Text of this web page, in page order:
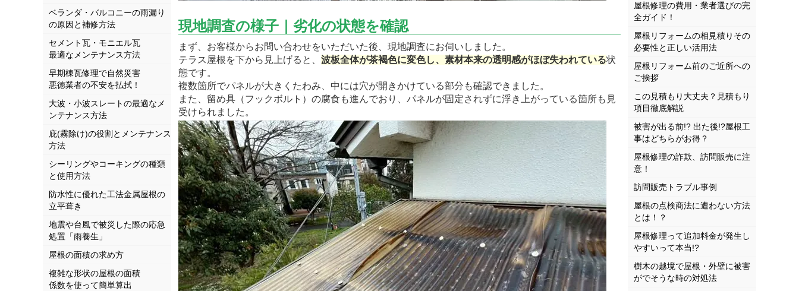
ベランダ・バルコニーの雨漏り
の原因と補修方法
セメント瓦・モニエル瓦
最適なメンテナンス方法
早期棟瓦修理で自然災害
悪徳業者の不安を払拭！
大波・小波スレートの最適なメ
ンテナンス方法
庇(霧除け)の役割とメンテナンス
方法
シーリングやコーキングの種類
と使用方法
防水性に優れた工法金属屋根の
立平葺き
地震や台風で被災した際の応急
処置「雨養生」
屋根の面積の求め方
複雑な形状の屋根の面積
係数を使って簡単算出
現地調査の様子｜劣化の状態を確認
まず、お客様からお問い合わせをいただいた後、現地調査にお伺いしました。
テラス屋根を下から見上げると、 波板全体が茶褐色に変色し、素材本来の透明感がほぼ失われている状
態です。
複数箇所でパネルが大きくたわみ、中には穴が開きかけている部分も確認できました。
また、留め具（フックボルト）の腐食も進んでおり、パネルが固定されずに浮き上がっている箇所も見
受けられました。
屋根修理の費用・業者選びの完
全ガイド！
屋根リフォームの相見積りその
必要性と正しい活用法
屋根リフォーム前のご近所への
ご挨拶
この見積もり大丈夫？見積もり
項目徹底解説
被害が出る前!? 出た後!?屋根工
事はどちらがお得？
屋根修理の詐欺、訪問販売に注
意！
訪問販売トラブル事例
屋根の点検商法に遭わない方法
とは！？
屋根修理って追加料金が発生し
やすいって本当!?
樹木の越境で屋根・外壁に被害
がでそうな時の対処法